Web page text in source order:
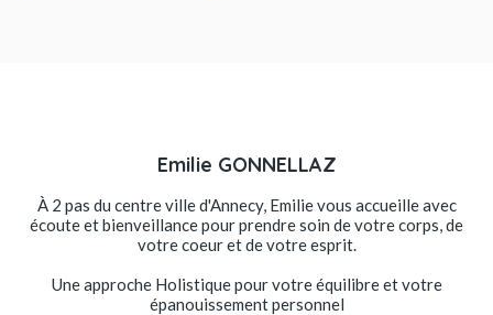
Emilie GONNELLAZ
À 2 pas du centre ville d'Annecy, Emilie vous accueille avec
écoute et bienveillance pour prendre soin de votre corps, de
votre coeur et de votre esprit.
Une approche Holistique pour votre équilibre et votre
épanouissement personnel